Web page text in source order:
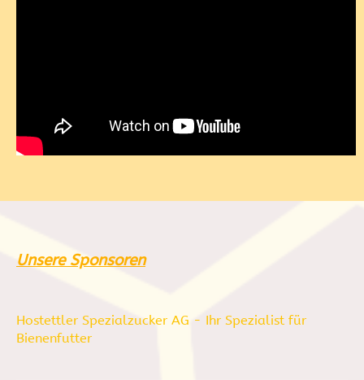
Unsere Sponsoren
Hostettler Spezialzucker AG - Ihr Spezialist für
Bienenfutter